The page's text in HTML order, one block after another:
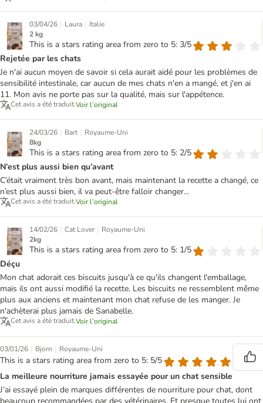
03/04/26 | Laura | Italie
2 kg
This is a stars rating area from zero to 5: 3/5
Rejetée par les chats
Je n'ai aucun moyen de savoir si cela aurait aidé pour les problèmes de
sensibilité intestinale, car aucun de mes chats n'en a mangé, et j'en ai
11. Mon avis ne porte pas sur la qualité, mais sur l'appétence.
Cet avis a été traduit.Voir l’original
24/03/26 | Bart | Royaume-Uni
8kg
This is a stars rating area from zero to 5: 2/5
N’est plus aussi bien qu’avant
C’était vraiment très bon avant, mais maintenant la recette a changé, ce
n’est plus aussi bien, il va peut-être falloir changer...
Cet avis a été traduit.Voir l’original
14/02/26 | Cat Lover | Royaume-Uni
2kg
This is a stars rating area from zero to 5: 1/5
Déçu
Mon chat adorait ces biscuits jusqu'à ce qu'ils changent l'emballage,
mais ils ont aussi modifié la recette. Les biscuits ne ressemblent même
plus aux anciens et maintenant mon chat refuse de les manger. Je
n'achèterai plus jamais de Sanabelle.
Cet avis a été traduit.Voir l’original
03/01/26 | Bjorn | Royaume-Uni
This is a stars rating area from zero to 5: 5/5
La meilleure nourriture jamais essayée pour un chat sensible
J’ai essayé plein de marques différentes de nourriture pour chat, dont